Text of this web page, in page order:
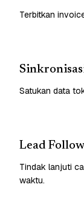
Terbitkan
Satukan data
Lead
Tindak lanjuti
waktu.